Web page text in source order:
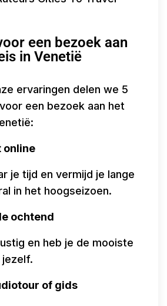
een bezoek aan
in Venetië
ervaringen delen we 5
een bezoek aan het
online
je tijd en vermijd je lange
in het hoogseizoen.
ochtend
en heb je de mooiste
jezelf.
of gids